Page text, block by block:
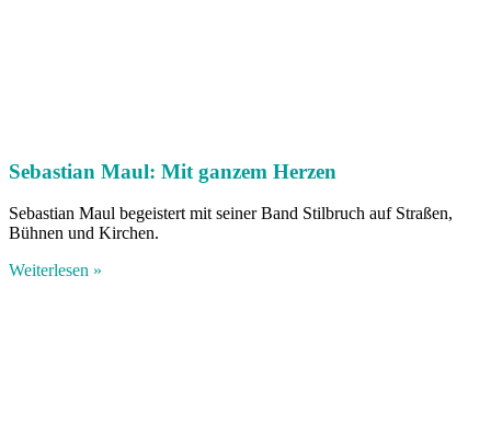
Sebastian Maul: Mit ganzem Herzen
Sebastian Maul begeistert mit seiner Band Stilbruch auf Straßen,
Bühnen und Kirchen.
Weiterlesen »